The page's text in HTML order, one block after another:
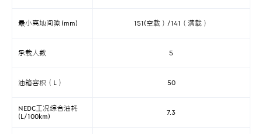
最小离地间隙 (mm) 151(空载）/141（满载）
承载人数 5
油箱容积（L） 50
NEDC工况综合油耗
(L/100km)
7.3